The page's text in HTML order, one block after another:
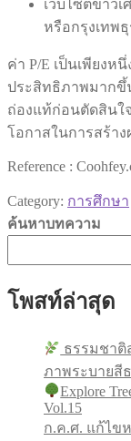
เว็บไซต์ข่าวเ
หรือกรุงเทพ
ค่า P/E เป็นเพียงห
ประสิทธิภาพมากขึ้
ถ่องแท้ก่อนตัดสินใ
โอกาสในการสร้า
Reference :
Category: การศึกษา
ค้นหาบทความ
โพสท์ล่าสุด
ธรรมชาติ
ภาพระบายสี
Explore
Vol.15
ก.ค.ศ. แก้ไข